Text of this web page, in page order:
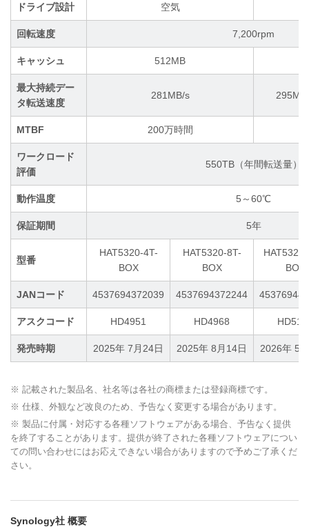
ドライブ設計 空気
回転速度 7,200rpm
キャッシュ 512MB
最大持続デー
タ転送速度
281MB/s
MTBF 200万時間
ワークロード
評価
550TB（年間転送量）
動作温度 5～60℃
保証期間 5年
型番
HAT5320-4T-
BOX
HAT5320-8T-
BOX
BOX
JANコード 4537694372039 4537694372244
アスクコード HD4951 HD4968
発売時期 2025年 7月24日 2025年 8月14日 2026年 5
※ 記載された製品名、社名等は各社の商標または登録商標です。
※ 仕様、外観など改良のため、予告なく変更する場合があります。
※ 製品に付属・対応する各種ソフトウェアがある場合、予告なく提供
を終了することがあります。提供が終了された各種ソフトウェアについ
ての問い合わせにはお応えできない場合がありますので予めご了承くだ
さい。
Synology社 概要